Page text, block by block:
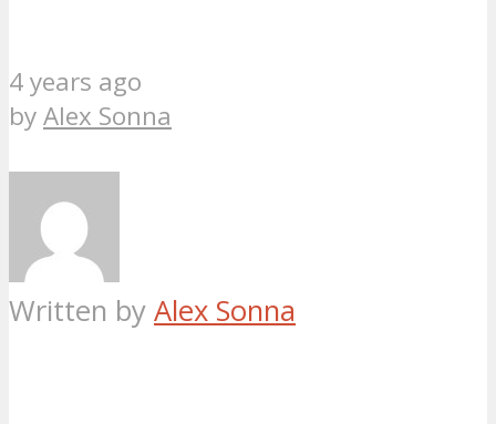
4 years ago
byAlex Sonna
Written by Alex Sonna